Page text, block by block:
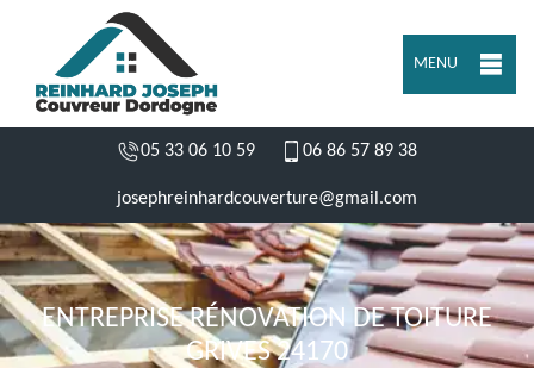
MENU
05 33 06 10 59 06 86 57 89 38
josephreinhardcouverture@gmail.com
ENTREPRISE RÉNOVATION DE TOITURE
GRIVES 24170